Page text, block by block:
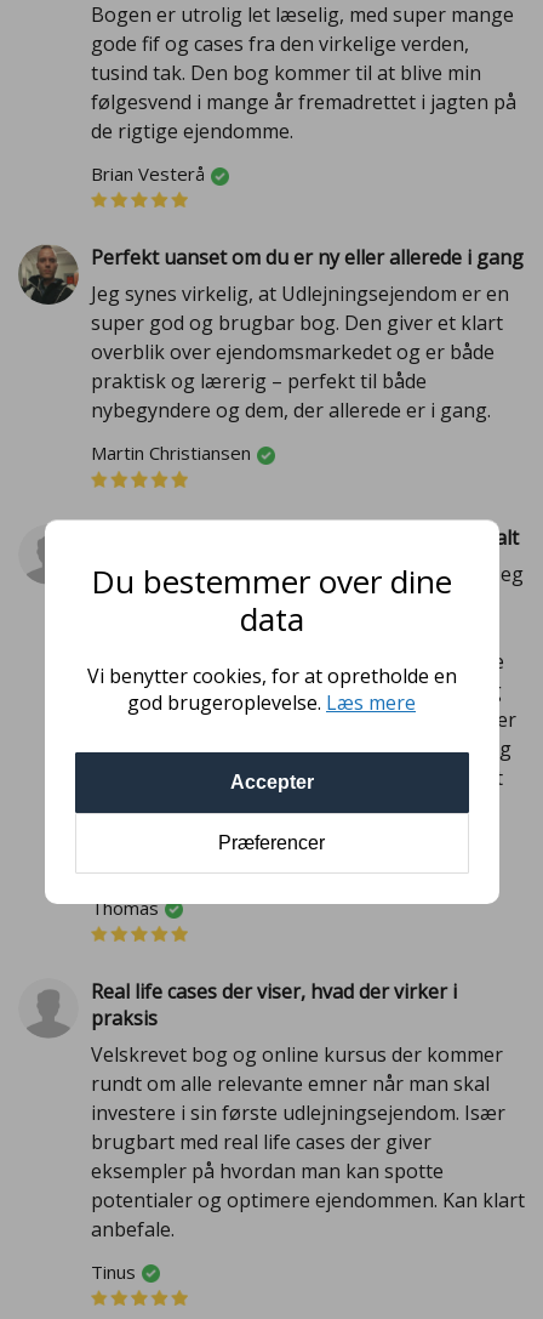
Du bestemmer over dine
data
Vi benytter cookies, for at opretholde en
god brugeroplevelse. Læs mere
Præferencer
Accepter
Bogen er utrolig let læselig, med super mange
gode fif og cases fra den virkelige verden,
tusind tak. Den bog kommer til at blive min
følgesvend i mange år fremadrettet i jagten på
de rigtige ejendomme.
Brian Vesterå
Perfekt uanset om du er ny eller allerede i gang
Jeg synes virkelig, at Udlejningsejendom er en
super god og brugbar bog. Den giver et klart
overblik over ejendomsmarkedet og er både
praktisk og lærerig – perfekt til både
nybegyndere og dem, der allerede er i gang.
Martin Christiansen
Samler al den viden, der ellers er spredt overalt
Fantastisk bog, workshop og online kursus. Jeg
har købt og læst bogen, som samler al den
viden man kan få via podcast mv., og går i
detaljen for at give en bedre forståelse af alle
de komplicerede aspekter. Den 3/2 deltog jeg
også i deres workshop, som jeg igen var super
tilfreds med. De er behagelige undervisere, og
samler deltagerne som dermed bidrager til et
godt netværk i branchen. Programmet for
workshoppen kommer næsten hele vejen
Thomas
Real life cases der viser, hvad der virker i
praksis
Velskrevet bog og online kursus der kommer
rundt om alle relevante emner når man skal
investere i sin første udlejningsejendom. Især
brugbart med real life cases der giver
eksempler på hvordan man kan spotte
potentialer og optimere ejendommen. Kan klart
anbefale.
Tinus